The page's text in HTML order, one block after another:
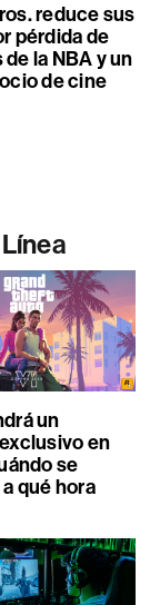
reduce sus
pérdida de
la NBA y un
de cine
un
en
se
qué hora